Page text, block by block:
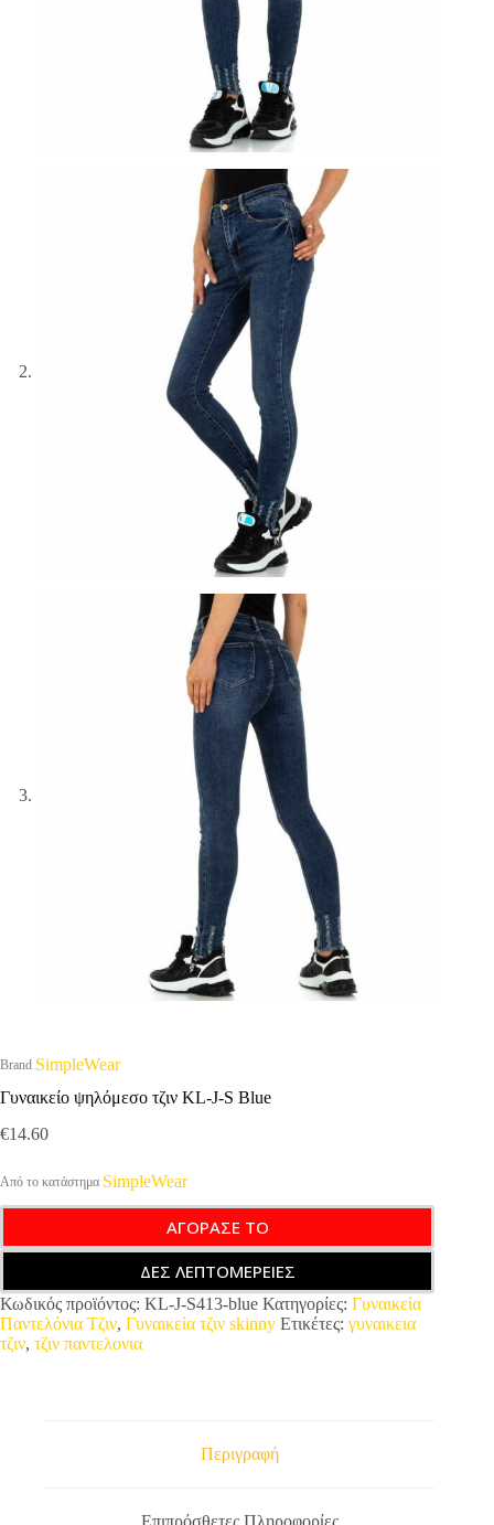
Brand SimpleWear
Γυναικείο ψηλόμεσο τζιν KL-J-S Blue
€14.60
Από το κατάστημα SimpleWear
ΑΓΟΡΑΣΕ ΤΟ
ΔΕΣ ΛΕΠΤΟΜΕΡΕΙΕΣ
Κωδικός προϊόντος: KL-J-S413-blue Κατηγορίες: Γυναικεία
Παντελόνια Τζιν, Γυναικεία τζιν skinny Ετικέτες: γυναικεια
τζιν, τζιν παντελονια
Περιγραφή
Επιπρόσθετες Πληροφορίες